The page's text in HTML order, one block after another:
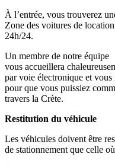
À l’entrée, vous trouverez
Zone des voitures de
24h/24.
Un membre de notre équipe
vous accueillera
par voie électronique et
pour que vous puissiez
travers la Crète.
Restitution du véhicule
Les véhicules doivent être
de stationnement que celle